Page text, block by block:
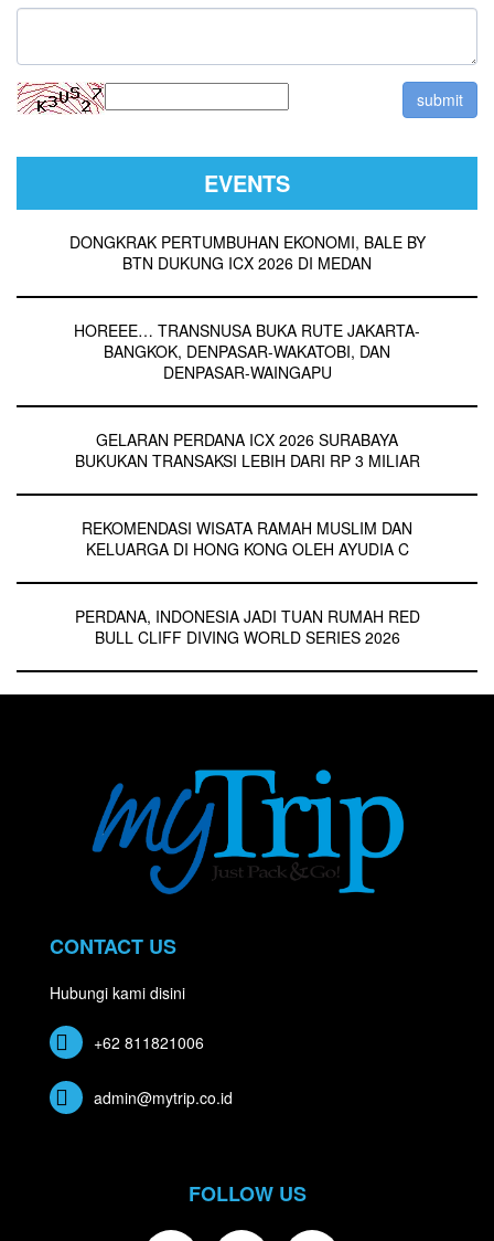
EVENTS
DONGKRAK PERTUMBUHAN EKONOMI, BALE BY
BTN DUKUNG ICX 2026 DI MEDAN
HOREEE… TRANSNUSA BUKA RUTE JAKARTA-
BANGKOK, DENPASAR-WAKATOBI, DAN
DENPASAR-WAINGAPU
GELARAN PERDANA ICX 2026 SURABAYA
BUKUKAN TRANSAKSI LEBIH DARI RP 3 MILIAR
REKOMENDASI WISATA RAMAH MUSLIM DAN
KELUARGA DI HONG KONG OLEH AYUDIA C
PERDANA, INDONESIA JADI TUAN RUMAH RED
BULL CLIFF DIVING WORLD SERIES 2026
CONTACT US
Hubungi kami disini
+62 811821006
admin@mytrip.co.id
FOLLOW US